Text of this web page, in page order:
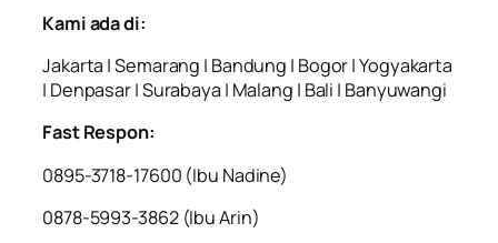
Kami ada di:
Jakarta | Semarang | Bandung | Bogor | Yogyakarta
| Denpasar | Surabaya | Malang | Bali | Banyuwangi
Fast Respon:
0895-3718-17600 (Ibu Nadine)
0878-5993-3862 (Ibu Arin)